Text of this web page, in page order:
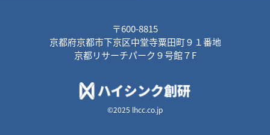
〒600-8815
京都府京都市下京区中堂寺粟田町９１番地
京都リサーチパーク９号館７F
©2025 lhcc.co.jp